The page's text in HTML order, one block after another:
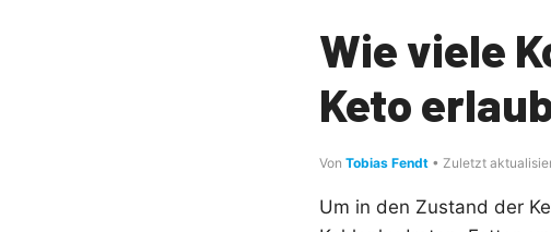
Wie viele
Keto
Von Tobias Fendt • Zuletzt
Um in den Zustand der